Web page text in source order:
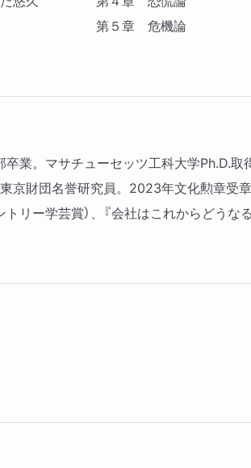
第５章 危機論
卒業。マサチューセッツ工科大学Ph.D.
京財団名誉研究員。2023年文化勲章受
リー学芸賞）、『会社はこれからどうなる